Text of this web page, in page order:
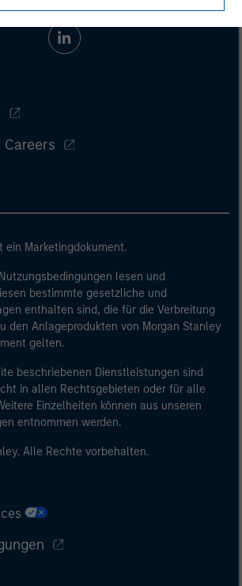
Careers
ein Marketingdokument.
lesen und
bestimmte gesetzliche und
enthalten sind, die für die Verbreitung
den Anlageprodukten von Morgan Stanley
gelten.
beschriebenen Dienstleistungen sind
in allen Rechtsgebieten oder für alle
Einzelheiten können aus unseren
entnommen werden.
Alle Rechte vorbehalten.